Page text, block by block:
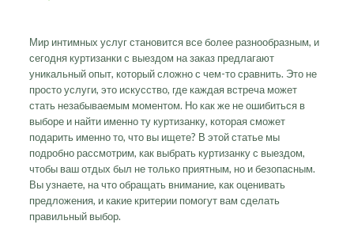
Мир интимных услуг становится все более разнообразным, и
сегодня куртизанки с выездом на заказ предлагают
уникальный опыт, который сложно с чем-то сравнить. Это не
просто услуги, это искусство, где каждая встреча может
стать незабываемым моментом. Но как же не ошибиться в
выборе и найти именно ту куртизанку, которая сможет
подарить именно то, что вы ищете? В этой статье мы
подробно рассмотрим, как выбрать куртизанку с выездом,
чтобы ваш отдых был не только приятным, но и безопасным.
Вы узнаете, на что обращать внимание, как оценивать
предложения, и какие критерии помогут вам сделать
правильный выбор.